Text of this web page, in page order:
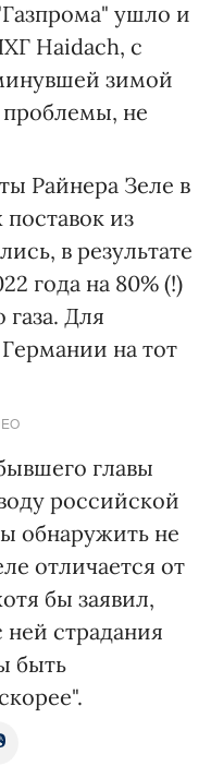
ушло и
Haidach, с
зимой
не
Райнера Зеле в
из
в результате
года на 80% (!)
газа. Для
на тот
главы
российской
обнаружить не
отличается от
бы заявил,
ней страдания
быть